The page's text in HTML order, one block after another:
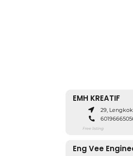
EMH KREATIF
29,
Free listing
Eng Vee